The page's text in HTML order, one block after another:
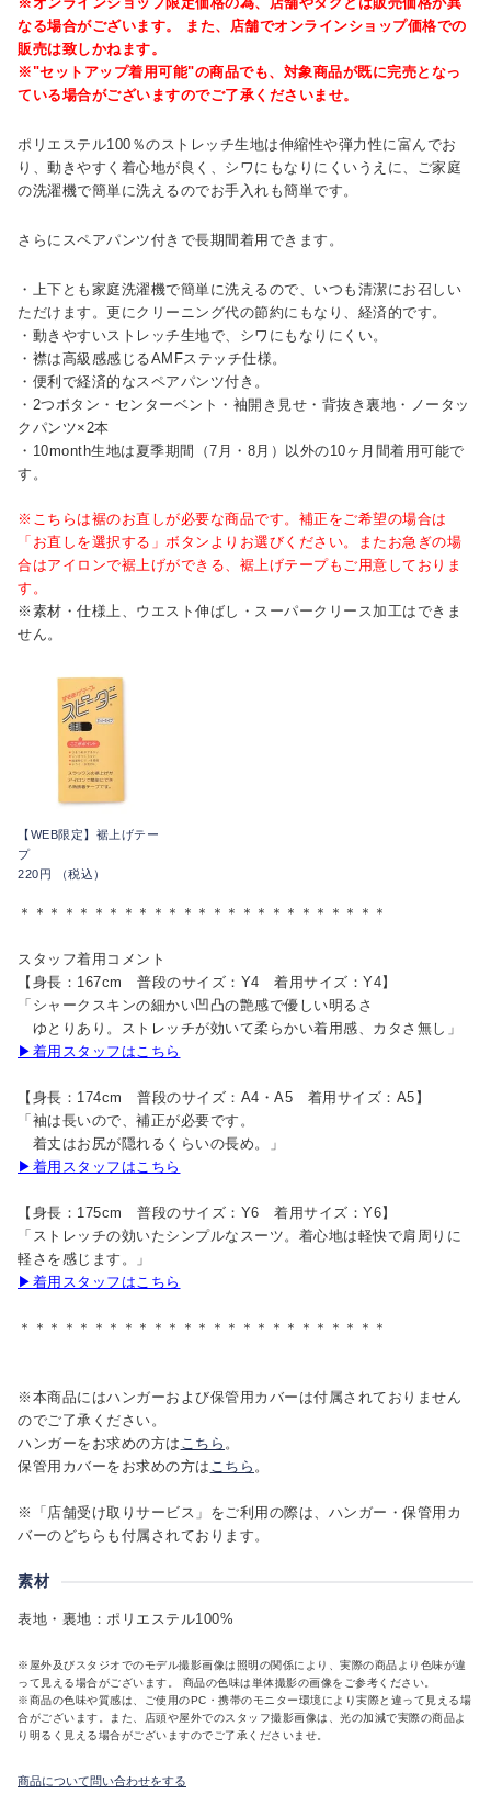
なる場合がございます。 また、店舗でオンラインショップ価格での
販売は致しかねます。
※"セットアップ着用可能"の商品でも、対象商品が既に完売となっ
ている場合がございますのでご了承くださいませ。
ポリエステル100％のストレッチ生地は伸縮性や弾力性に富んでお
り、動きやすく着心地が良く、シワにもなりにくいうえに、ご家庭
の洗濯機で簡単に洗えるのでお手入れも簡単です。
さらにスペアパンツ付きで長期間着用できます。
・上下とも家庭洗濯機で簡単に洗えるので、いつも清潔にお召しい
ただけます。更にクリーニング代の節約にもなり、経済的です。
・動きやすいストレッチ生地で、シワにもなりにくい。
・襟は高級感感じるAMFステッチ仕様。
・便利で経済的なスペアパンツ付き。
・2つボタン・センターベント・袖開き見せ・背抜き裏地・ノータッ
クパンツ×2本
・10month生地は夏季期間（7月・8月）以外の10ヶ月間着用可能で
す。
※こちらは裾のお直しが必要な商品です。補正をご希望の場合は
「お直しを選択する」ボタンよりお選びください。またお急ぎの場
合はアイロンで裾上げができる、裾上げテープもご用意しておりま
す。
※素材・仕様上、ウエスト伸ばし・スーパークリース加工はできま
せん。
【WEB限定】裾上げテー
プ
220円 （税込）
＊＊＊＊＊＊＊＊＊＊＊＊＊＊＊＊＊＊＊＊＊＊＊＊＊
スタッフ着用コメント
【身長：167cm 普段のサイズ：Y4 着用サイズ：Y4】
「シャークスキンの細かい凹凸の艶感で優しい明るさ
ゆとりあり。ストレッチが効いて柔らかい着用感、カタさ無し」
▶着用スタッフはこちら
【身長：174cm 普段のサイズ：A4・A5 着用サイズ：A5】
「袖は長いので、補正が必要です。
着丈はお尻が隠れるくらいの長め。」
▶着用スタッフはこちら
【身長：175cm 普段のサイズ：Y6 着用サイズ：Y6】
「ストレッチの効いたシンプルなスーツ。着心地は軽快で肩周りに
軽さを感じます。」
▶着用スタッフはこちら
＊＊＊＊＊＊＊＊＊＊＊＊＊＊＊＊＊＊＊＊＊＊＊＊＊
※本商品にはハンガーおよび保管用カバーは付属されておりません
のでご了承ください。
ハンガーをお求めの方は こちら 。
保管用カバーをお求めの方は こちら 。
※「店舗受け取りサービス」をご利用の際は、ハンガー・保管用カ
バーのどちらも付属されております。
素材
表地・裏地：ポリエステル100%
※屋外及びスタジオでのモデル撮影画像は照明の関係により、実際の商品より色味が違
って見える場合がございます。 商品の色味は単体撮影の画像をご参考ください。
※商品の色味や質感は、ご使用のPC・携帯のモニター環境により実際と違って見える場
合がございます。また、店頭や屋外でのスタッフ撮影画像は、光の加減で実際の商品よ
り明るく見える場合がございますのでご了承くださいませ。
商品について問い合わせをする